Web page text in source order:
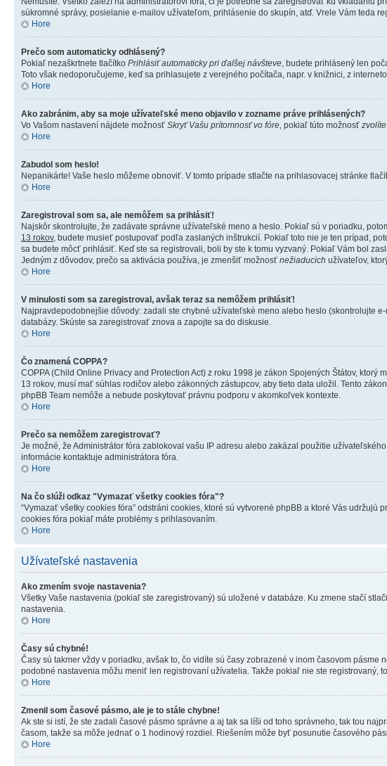
súkromné správy, posielanie e-mailov užívateľom, prihlásenie do skupín, atď. Vrele Vám teda
Hore
Prečo som automaticky odhlásený?
Pokiaľ nezaškrtnete tlačítko Prihlásiť automaticky pri ďalšej návšteve , budete prihlásený len
Toto však nedoporučujeme, keď sa prihlasujete z verejného počítača, napr. v knižnici, z
Hore
Ako zabránim, aby sa moje užívateľské meno objavilo v zozname práve prihlásených?
Vo Vašom nastavení nájdete možnosť Skryť Vašu prítomnosť vo fóre , pokiaľ túto možnosť zvolíte
Hore
Zabudol som heslo!
Nepanikárte! Vaše heslo môžeme obnoviť. V tomto prípade stlačte na prihlasovacej stránke
Hore
Zaregistroval som sa, ale nemôžem sa prihlásiť!
Najskôr skontrolujte, že zadávate správne užívateľské meno a heslo. Pokiaľ sú v poriadku,
13 rokov, budete musieť postupovať podľa zaslaných inštrukcií. Pokiaľ toto nie je ten prípad,
sa budete môcť prihlásiť. Keď ste sa registrovali, boli by ste k tomu vyzvaný. Pokiaľ Vám bol
Jedným z dôvodov, prečo sa aktivácia používa, je zmenšiť možnosť nežiaducich užívateľov,
Hore
V minulosti som sa zaregistroval, avšak teraz sa nemôžem prihlásiť!
Najpravdepodobnejšie dôvody: zadali ste chybné užívateľské meno alebo heslo (skontrolujte
databázy. Skúste sa zaregistrovať znova a zapojte sa do diskusie.
Hore
Čo znamená COPPA?
COPPA (Child Online Privacy and Protection Act) z roku 1998 je zákon Spojených Štátov,
13 rokov, musí mať súhlas rodičov alebo zákonných zástupcov, aby tieto data uložil. Tento
phpBB Team nemôže a nebude poskytovať právnu podporu v akomkoľvek kontexte.
Hore
Prečo sa nemôžem zaregistrovať?
Je možné, že Administrátor fóra zablokoval vašu IP adresu alebo zakázal použitie
informácie kontaktuje administrátora fóra.
Hore
Na čo slúži odkaz "Vymazať všetky cookies fóra"?
“Vymazať všetky cookies fóra” odstráni cookies, ktoré sú vytvorené phpBB a ktoré Vás
cookies fóra pokiaľ máte problémy s prihlasovaním.
Hore
Užívateľské nastavenia
Ako zmením svoje nastavenia?
Všetky Vaše nastavenia (pokiaľ ste zaregistrovaný) sú uložené v databáze. Ku zmene stačí
nastavenia.
Hore
Časy sú chybné!
Časy sú takmer vždy v poriadku, avšak to, čo vidíte sú časy zobrazené v inom časovom
podobné nastavenia môžu meniť len registrovaní užívatelia. Takže pokiaľ nie ste registrovaný,
Hore
Zmenil som časové pásmo, ale je to stále chybne!
Ak ste si istí, že ste zadali časové pásmo správne a aj tak sa líši od toho správneho, tak tou
časom, takže sa môže jednať o 1 hodinový rozdiel. Riešením môže byť posunutie časového
Hore